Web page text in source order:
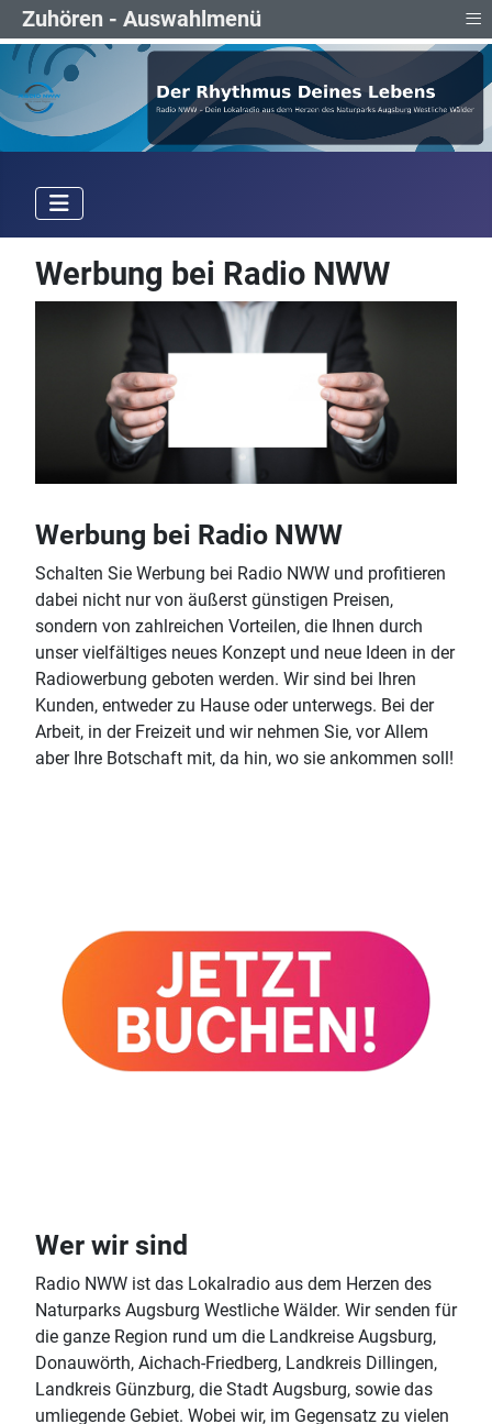
Werbung bei Radio NWW
Werbung bei Radio NWW
Schalten Sie Werbung bei Radio NWW und profitieren
dabei nicht nur von äußerst günstigen Preisen,
sondern von zahlreichen Vorteilen, die Ihnen durch
unser vielfältiges neues Konzept und neue Ideen in der
Radiowerbung geboten werden. Wir sind bei Ihren
Kunden, entweder zu Hause oder unterwegs. Bei der
Arbeit, in der Freizeit und wir nehmen Sie, vor Allem
aber Ihre Botschaft mit, da hin, wo sie ankommen soll!
Wer wir sind
Radio NWW ist das Lokalradio aus dem Herzen des
Naturparks Augsburg Westliche Wälder. Wir senden für
die ganze Region rund um die Landkreise Augsburg,
Donauwörth, Aichach-Friedberg, Landkreis Dillingen,
Landkreis Günzburg, die Stadt Augsburg, sowie das
umliegende Gebiet. Wobei wir, im Gegensatz zu vielen
Zuhören - Auswahlmenü ≡